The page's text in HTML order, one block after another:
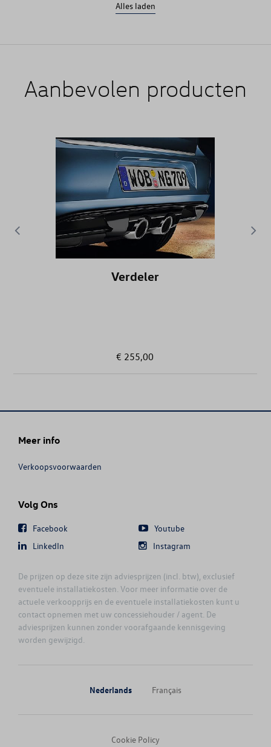
CALIFORNIA
CRAFTER FOURGON
GRAND CALIFORNIA
ID. BUZZ
ID. BUZZ CARGO
ID.3
ID.4
ID.5
ID.7 TOURER
JETTA
Alles laden
Aanbevolen producten
Verdeler
€ 255,00
Meer info
Verkoopsvoorwaarden
Volg Ons
Facebook
Youtube
LinkedIn
Instagram
De prijzen op deze site zijn adviesprijzen (incl. btw), exclusief
eventuele installatiekosten. Voor meer informatie over de
actuele verkoopprijs en de eventuele installatiekosten kunt u
contact opnemen met uw concessiehouder / agent. De
adviesprijzen kunnen zonder voorafgaande kennisgeving
worden gewijzigd.
Cookie Policy
Nederlands Français